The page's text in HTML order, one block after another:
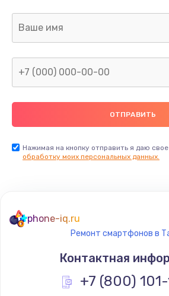
Заказать
Нет звука
800 руб.
Не видит флешку
400 руб.
Заказать
900 руб.
Заказать
Нажимая на кнопку отправить я даю свое
обработку моих персональных данных.
phone-iq.ru
Ремонт смартфонов в
Контактная
+7 (800)